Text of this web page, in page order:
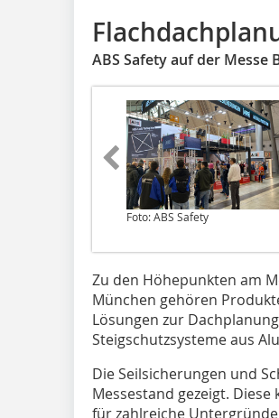
ABS Safety auf der Messe
Foto: ABS Safety
Zu den Höhepunkten am
München gehören
Lösungen zur
Steigschutzsysteme aus
Die Seilsicherungen und
Messestand gezeigt.
für zahlreiche